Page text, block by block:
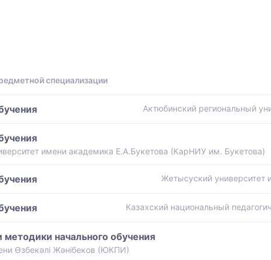
специализации
Актюбинский региональный
имени академика Е.А.Букетова (КарНИУ им. Букетова)
Жетысуский
Казахский национальный
методики начального обучения
Өзбекәлі Жәнібеков (ЮКПИ)